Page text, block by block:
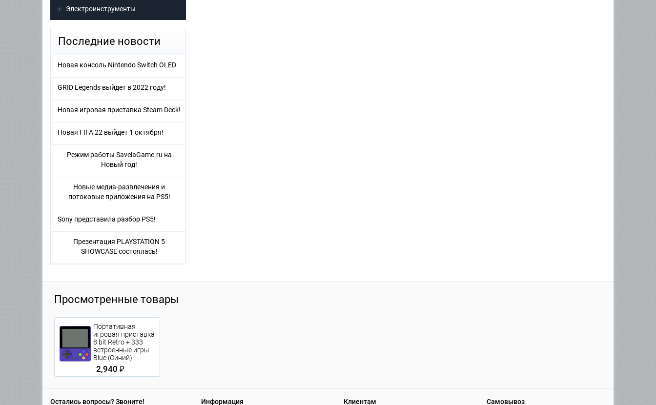
Электроинструменты
Последние новости
Новая консоль Nintendo Switch OLED
GRID Legends выйдет в 2022 году!
Новая игровая приставка Steam Deck!
Новая FIFA 22 выйдет 1 октября!
Режим работы SavelaGame.ru на
Новый год!
Новые медиа-развлечения и
потоковые приложения на PS5!
Sony представила разбор PS5!
Презентация PLAYSTATION 5
SHOWCASE состоялась!
Просмотренные товары
Портативная
игровая приставка
8 bit Retro + 333
встроенные игры
Blue (Синий)
2,940 ₽
Остались вопросы? Звоните! Информация Клиентам Самовывоз